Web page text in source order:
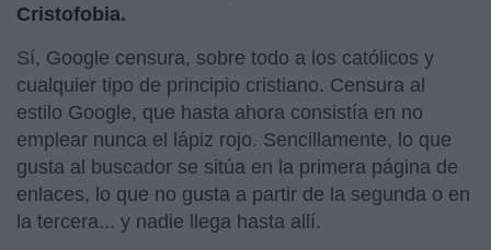
Cristofobia.
Sí, Google censura, sobre todo a los católicos y
cualquier tipo de principio cristiano. Censura al
estilo Google, que hasta ahora consistía en no
emplear nunca el lápiz rojo. Sencillamente, lo que
gusta al buscador se sitúa en la primera página de
enlaces, lo que no gusta a partir de la segunda o en
la tercera... y nadie llega hasta allí.